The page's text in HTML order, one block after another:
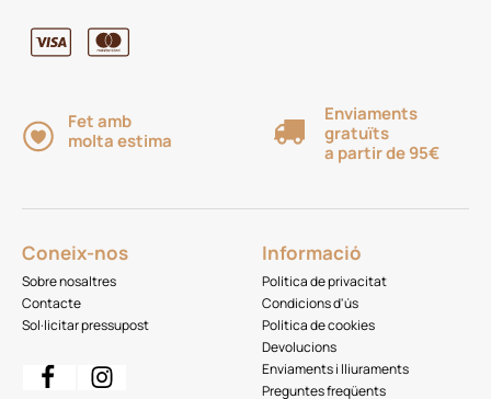
Fet amb
molta estima
Enviaments
gratuïts
a partir de 95€
Coneix-nos
Sobre nosaltres
Contacte
Sol·licitar pressupost
Informació
Política de privacitat
Condicions d'ús
Política de cookies
Devolucions
Enviaments i lliuraments
Preguntes freqüents